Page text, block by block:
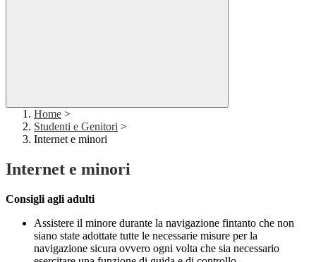
Home >
Studenti e Genitori >
Internet e minori
Internet e minori
Consigli agli adulti
Assistere il minore durante la navigazione fintanto che non
siano state adottate tutte le necessarie misure per la
navigazione sicura ovvero ogni volta che sia necessario